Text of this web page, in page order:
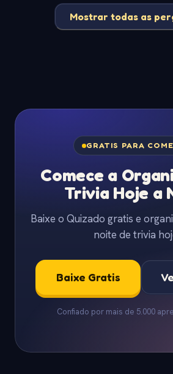
Mostrar todas as
GRATIS PARA
Comece a
Trivia Hoje a
Baixe o Quizado gratis e
noite de trivia
Baixe Gratis
Confiado por mais de 5.000